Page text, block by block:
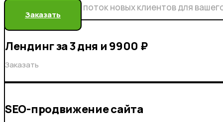
бесконечный поток новых клиентов для
Заказать
Лендинг за 3 дня и 9900 ₽
Заказать
SEO-продвижение сайта